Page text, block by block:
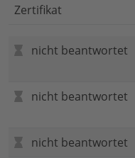
Zertifikat
nicht beantwortet
nicht beantwortet
nicht beantwortet